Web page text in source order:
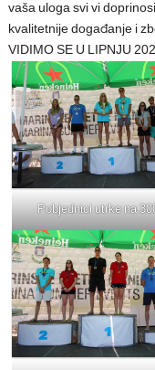
vaša uloga svi vi
kvalitetnije događanje i
VIDIMO SE U LIPNJU
Pobjednici utrke na